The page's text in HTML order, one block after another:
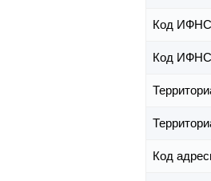
Код ИФНС
Код ИФНС
Код